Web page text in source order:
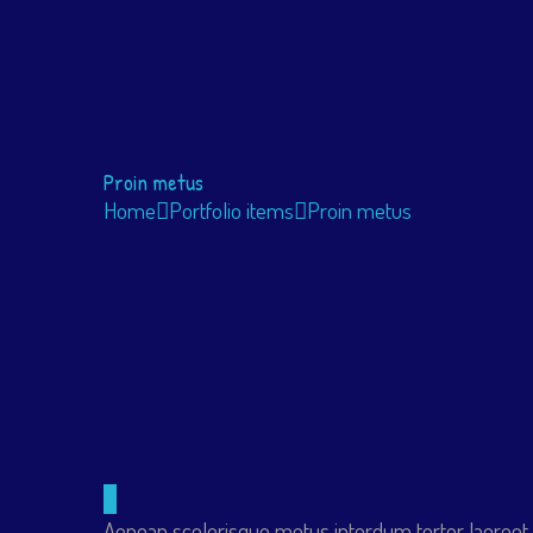
Proin metus
Home Portfolio items Proin metus